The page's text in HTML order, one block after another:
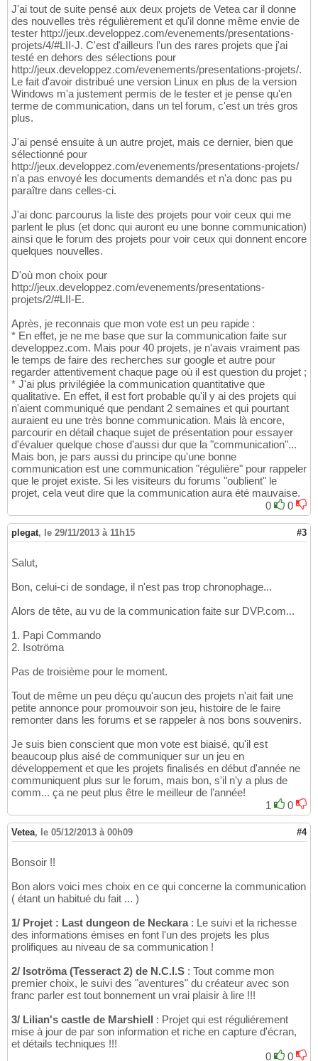
J'ai tout de suite pensé aux deux projets de Vetea car il donne
des nouvelles très régulièrement et qu'il donne même envie de
tester http://jeux.developpez.com/evenements/presentations-
projets/4/#LII-J. C'est d'ailleurs l'un des rares projets que j'ai
testé en dehors des sélections pour
http://jeux.developpez.com/evenements/presentations-projets/.
Le fait d'avoir distribué une version Linux en plus de la version
Windows m'a justement permis de le tester et je pense qu'en
terme de communication, dans un tel forum, c'est un très gros
plus.
J'ai pensé ensuite à un autre projet, mais ce dernier, bien que
sélectionné pour
http://jeux.developpez.com/evenements/presentations-projets/
n'a pas envoyé les documents demandés et n'a donc pas pu
paraître dans celles-ci.
J'ai donc parcourus la liste des projets pour voir ceux qui me
parlent le plus (et donc qui auront eu une bonne communication)
ainsi que le forum des projets pour voir ceux qui donnent encore
quelques nouvelles.
D'où mon choix pour
http://jeux.developpez.com/evenements/presentations-
projets/2/#LII-E.
Après, je reconnais que mon vote est un peu rapide :
* En effet, je ne me base que sur la communication faite sur
developpez.com. Mais pour 40 projets, je n'avais vraiment pas
le temps de faire des recherches sur google et autre pour
regarder attentivement chaque page où il est question du projet ;
* J'ai plus privilégiée la communication quantitative que
qualitative. En effet, il est fort probable qu'il y ai des projets qui
n'aient communiqué que pendant 2 semaines et qui pourtant
auraient eu une très bonne communication. Mais là encore,
parcourir en détail chaque sujet de présentation pour essayer
d'évaluer quelque chose d'aussi dur que la "communication"...
Mais bon, je pars aussi du principe qu'une bonne
communication est une communication "régulière" pour rappeler
que le projet existe. Si les visiteurs du forums "oublient" le
projet, cela veut dire que la communication aura été mauvaise.
0
0
plegat, le 29/11/2013 à 11h15 #3
Salut,
Bon, celui-ci de sondage, il n'est pas trop chronophage...
Alors de tête, au vu de la communication faite sur DVP.com...
1. Papi Commando
2. Isotröma
Pas de troisième pour le moment.
Tout de même un peu déçu qu'aucun des projets n'ait fait une
petite annonce pour promouvoir son jeu, histoire de le faire
remonter dans les forums et se rappeler à nos bons souvenirs.
Je suis bien conscient que mon vote est biaisé, qu'il est
beaucoup plus aisé de communiquer sur un jeu en
développement et que les projets finalisés en début d'année ne
communiquent plus sur le forum, mais bon, s'il n'y a plus de
comm... ça ne peut plus être le meilleur de l'année!
1
0
Vetea, le 05/12/2013 à 00h09 #4
Bonsoir !!
Bon alors voici mes choix en ce qui concerne la communication
( étant un habitué du fait ... )
1/ Projet : Last dungeon de Neckara: Le suivi et la richesse
des informations émises en font l'un des projets les plus
prolifiques au niveau de sa communication !
2/ Isotröma (Tesseract 2) de N.C.I.S : Tout comme mon
premier choix, le suivi des "aventures" du créateur avec son
franc parler est tout bonnement un vrai plaisir à lire !!!
3/ Lilian's castle de Marshiell : Projet qui est réguliérement
mise à jour de par son information et riche en capture d'écran,
et détails techniques !!!
0
0